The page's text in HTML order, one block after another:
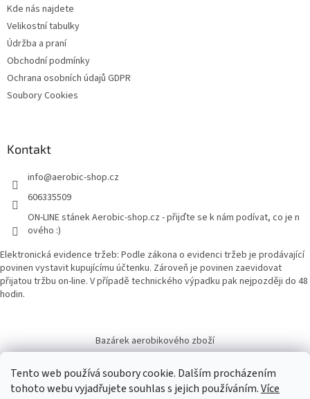
Tento web používá soubory cookie. Dalším procházením
tohoto webu vyjadřujete souhlas s jejich používáním.Více
Kde nás najdete
Velikostní tabulky
Údržba a praní
Obchodní podmínky
Ochrana osobních údajů GDPR
Soubory Cookies
Kontakt
info@aerobic-shop.cz
606335509
ON-LINE stánek Aerobic-shop.cz - přijďte se k nám podívat, co je n
ového :)
Elektronická evidence tržeb: Podle zákona o evidenci tržeb je prodávající
povinen vystavit kupujícímu účtenku. Zároveň je povinen zaevidovat
přijatou tržbu on-line. V případě technického výpadku pak nejpozději do 48
hodin.
Bazárek aerobikového zboží